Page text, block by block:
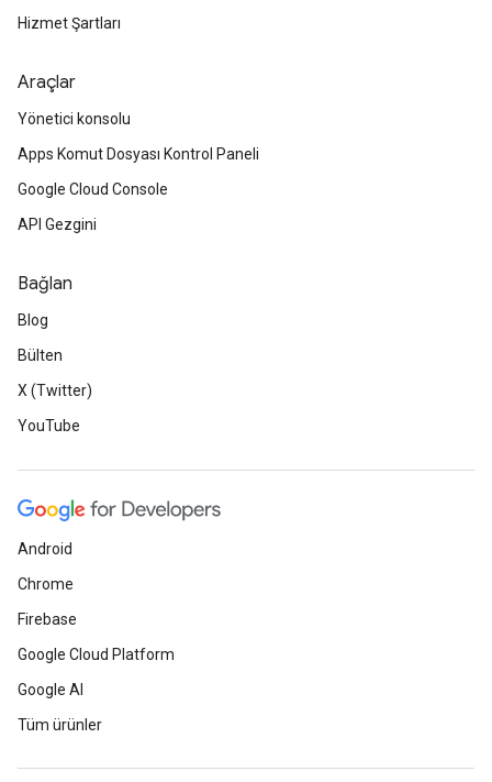
Hizmet Şartları
Araçlar
Yönetici konsolu
Apps Komut Dosyası Kontrol Paneli
Google Cloud Console
API Gezgini
Bağlan
Blog
Bülten
X (Twitter)
YouTube
Android
Chrome
Firebase
Google Cloud Platform
Google AI
Tüm ürünler